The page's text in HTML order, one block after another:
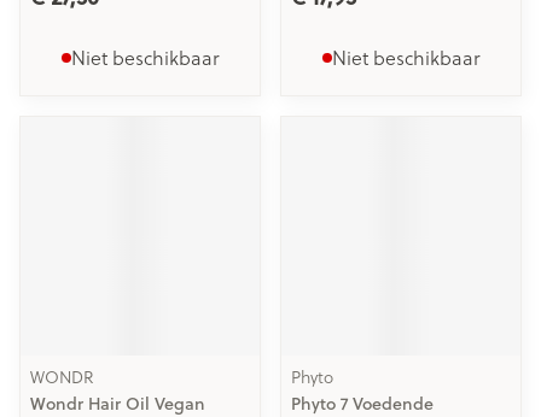
Niet beschikbaar Niet beschikbaar
WONDR
Wondr Hair Oil Vegan
Phyto
Phyto 7 Voedende